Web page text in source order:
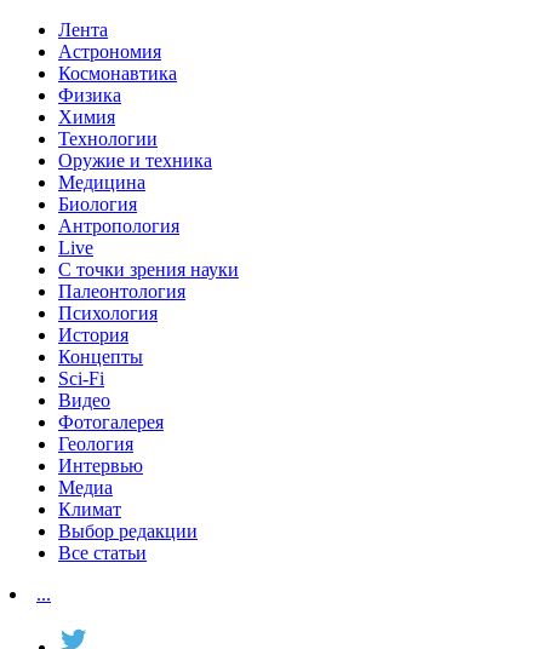
Лента
Астрономия
Космонавтика
Физика
Химия
Технологии
Оружие и техника
Медицина
Биология
Антропология
Live
С точки зрения науки
Палеонтология
Психология
История
Концепты
Sci-Fi
Видео
Фотогалерея
Геология
Интервью
Медиа
Климат
Выбор редакции
Все статьи
...